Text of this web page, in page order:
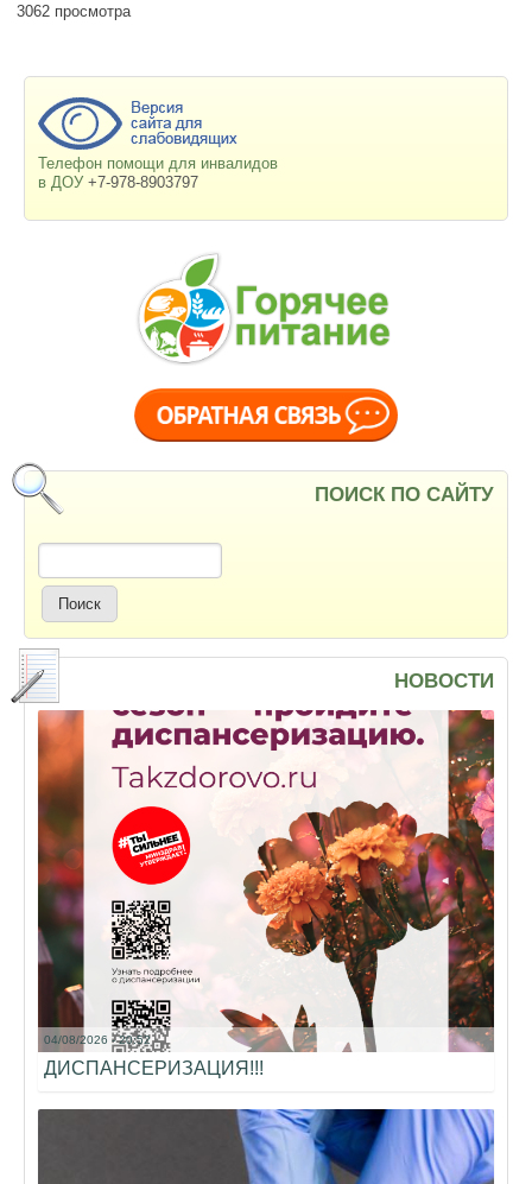
3062 просмотра
Телефон помощи для инвалидов
в ДОУ +7-978-8903797
ПОИСК ПО САЙТУ
Поиск
НОВОСТИ
04/08/2026 - 20:52
ДИСПАНСЕРИЗАЦИЯ!!!